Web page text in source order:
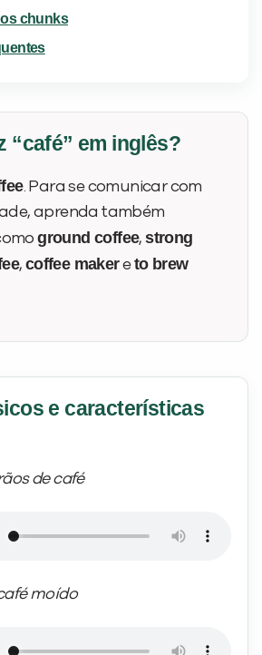
chunks
“café” em inglês?
. Para se comunicar com
aprenda também
ground coffee,strong
, coffee makereto brew
e características
de café
moído